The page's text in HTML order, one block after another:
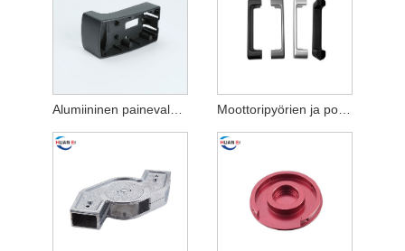
Alumiininen painevalu 3D-tulostuksen varaosat Moottoripyörien ja polkupyörien osat alumiinista